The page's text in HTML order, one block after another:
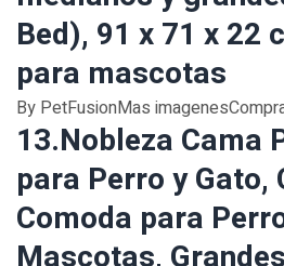
Bed), 91 x 71 x 22
para mascotas
By PetFusionMas
13.Nobleza Cama
para Perro y Gato,
Comoda para